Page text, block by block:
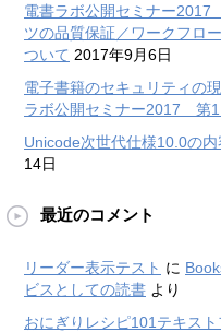
電書ラボ公開セミナー
ツの品質保証／ワークフロ
ついて 2017年9月6日
電子書籍のセキュリティの
ラボ公開セミナー2017 第1
Unicode次世代仕様10.0の内
14日
最近のコメント
リーダー表示テスト に
ビスとしての読書 より
おにぎりレシピ101テキス